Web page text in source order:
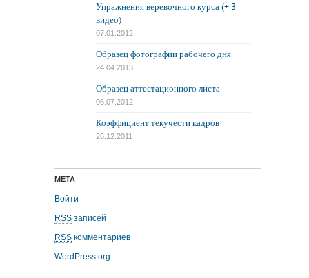
Упражнения веревочного курса (+ 3
видео)
07.01.2012
Образец фотографии рабочего дня
24.04.2013
Образец аттестационного листа
06.07.2012
Коэффициент текучести кадров
26.12.2011
МЕТА
Войти
RSS записей
RSS комментариев
WordPress.org